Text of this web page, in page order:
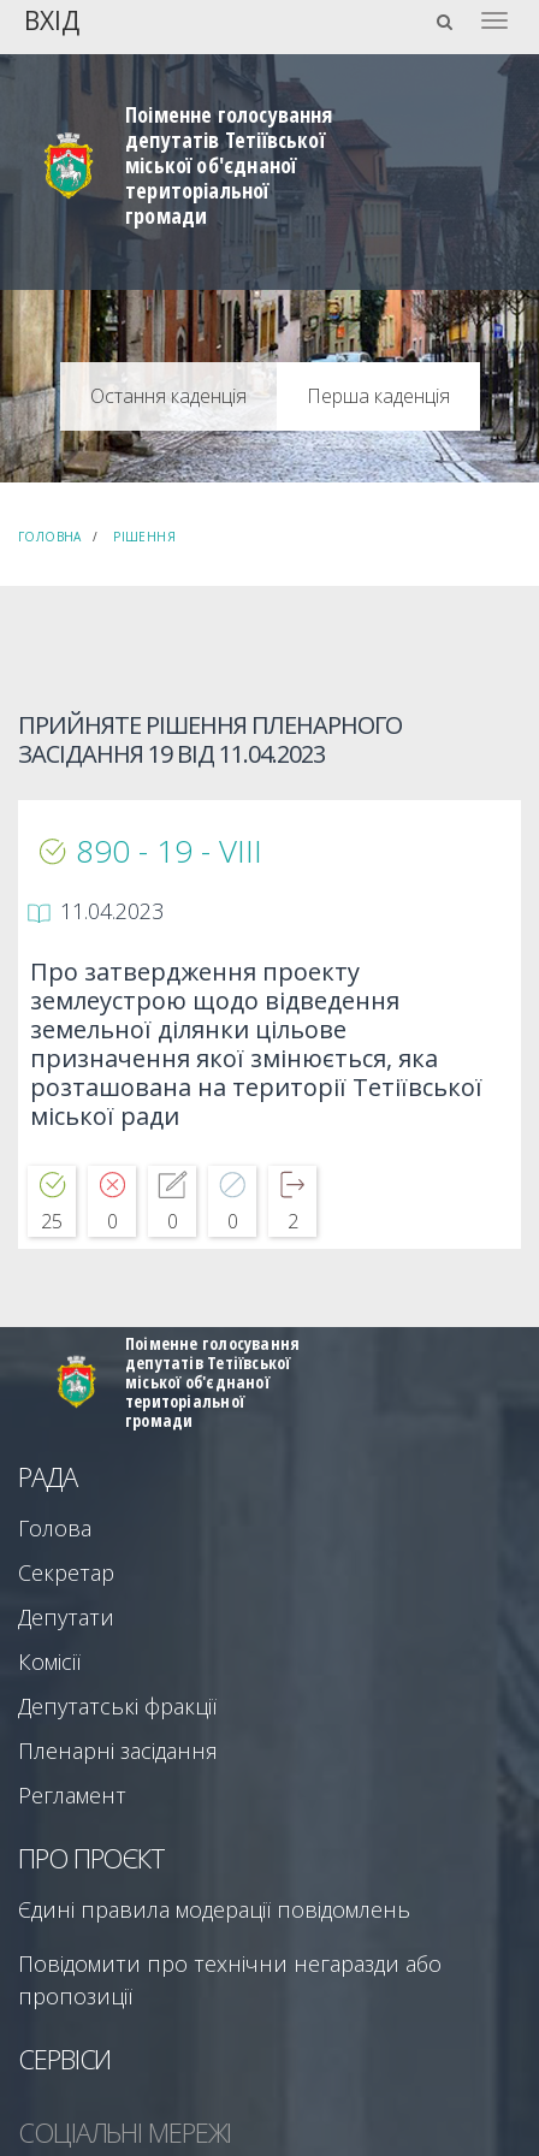
ВХІД
Поіменне голосування
депутатів Тетіївської
міської об'єднаної
територіальної
громади
Перша каденція
ГОЛОВНА РІШЕННЯ
ПРИЙНЯТЕ РІШЕННЯ ПЛЕНАРНОГО
ЗАСІДАННЯ 19 ВІД11.04.2023
890 - 19 - VIIІ
11.04.2023
Про затвердження проекту
землеустрою щодо відведення
земельної ділянки цільове
призначення якої змінюється, яка
розташована на території Тетіївської
міської ради
25 0 0 0 2
Поіменне голосування
депутатів Тетіївської
міської об'єднаної
територіальної
громади
РАДА
Голова
Секретар
Депутати
Комісії
Депутатські фракції
Пленарні засідання
Регламент
ПРО ПРОЄКТ
Єдині правила модерації повідомлень
Повідомити про технічни негаразди або
пропозиції
СЕРВІСИ
СОЦІАЛЬНІ МЕРЕЖІ